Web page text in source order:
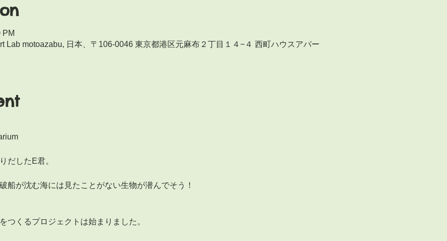
PM
Lab motoazabu, 日本、〒106-0046 東京都港区元麻布２丁目１４−４ 西町ハウスアパー
だしたE君。
船が沈む海には見たことがない生物が潜んでそう！
つくるプロジェクトは始まりました。